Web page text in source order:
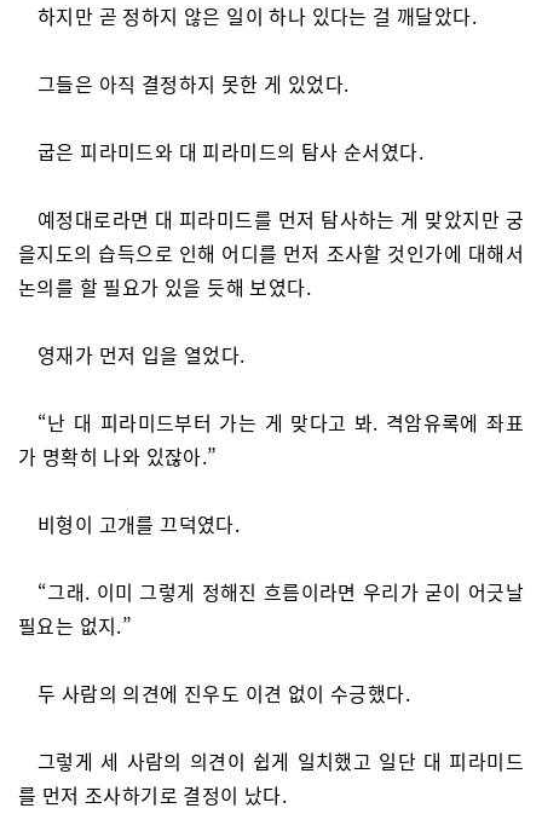
하지만 곧 정하지 않은 일이 하나 있다는 걸 깨달았다.
그들은 아직 결정하지 못한 게 있었다.
굽은 피라미드와 대 피라미드의 탐사 순서였다.
예정대로라면 대 피라미드를 먼저 탐사하는 게 맞았지만 궁
을지도의 습득으로 인해 어디를 먼저 조사할 것인가에 대해서
논의를 할 필요가 있을 듯해 보였다.
영재가 먼저 입을 열었다.
“난 대 피라미드부터 가는 게 맞다고 봐. 격암유록에 좌표
가 명확히 나와 있잖아.”
비형이 고개를 끄덕였다.
“그래. 이미 그렇게 정해진 흐름이라면 우리가 굳이 어긋날
필요는 없지.”
두 사람의 의견에 진우도 이견 없이 수긍했다.
그렇게 세 사람의 의견이 쉽게 일치했고 일단 대 피라미드
를 먼저 조사하기로 결정이 났다.